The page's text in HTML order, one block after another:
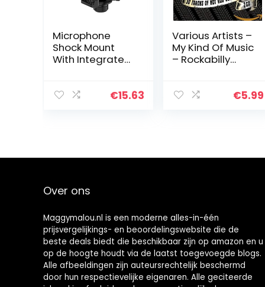
Microphone
Shock Mount
With Integrated
Mount With Pop
€15.63
Various Artists –
My Kind Of Music
– Rockabilly
€5.99
Over ons
Maggymalou.nl is een moderne alles-in-één
prijsvergelijkings- en beoordelingswebsite die de
beste deals biedt die beschikbaar zijn op amazon en u
op de hoogte houdt via de laatst toegevoegde blogs.
Alle afbeeldingen zijn auteursrechtelijk beschermd
door hun respectievelijke eigenaren. Alle geciteerde